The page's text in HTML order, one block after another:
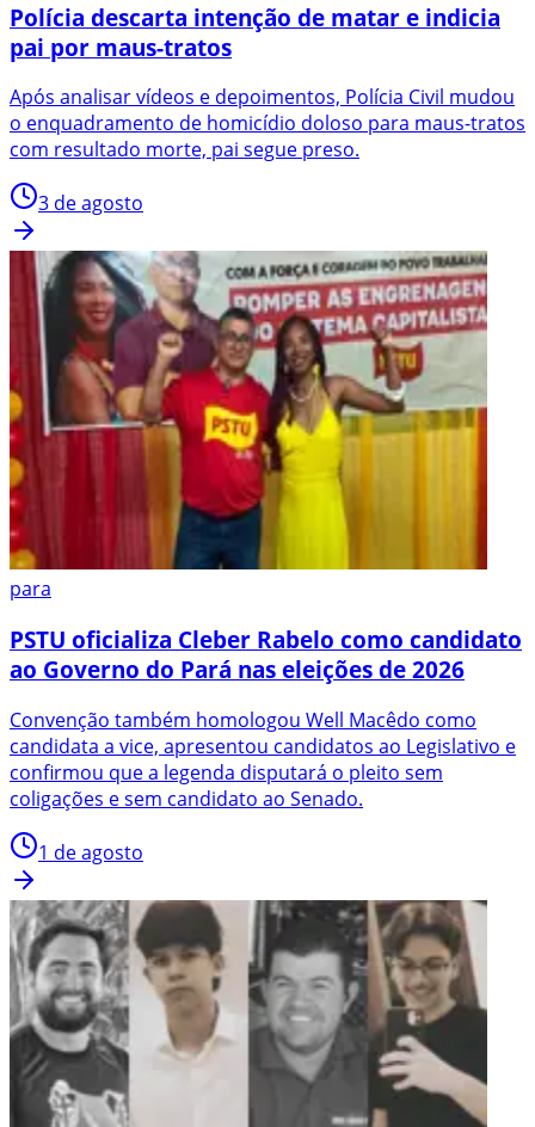
Polícia descarta intenção de matar e indicia
pai por maus-tratos
Após analisar vídeos e depoimentos, Polícia Civil mudou
o enquadramento de homicídio doloso para maus-tratos
com resultado morte, pai segue preso.
3 de agosto
para
PSTU oficializa Cleber Rabelo como candidato
ao Governo do Pará nas eleições de 2026
Convenção também homologou Well Macêdo como
candidata a vice, apresentou candidatos ao Legislativo e
confirmou que a legenda disputará o pleito sem
coligações e sem candidato ao Senado.
1 de agosto